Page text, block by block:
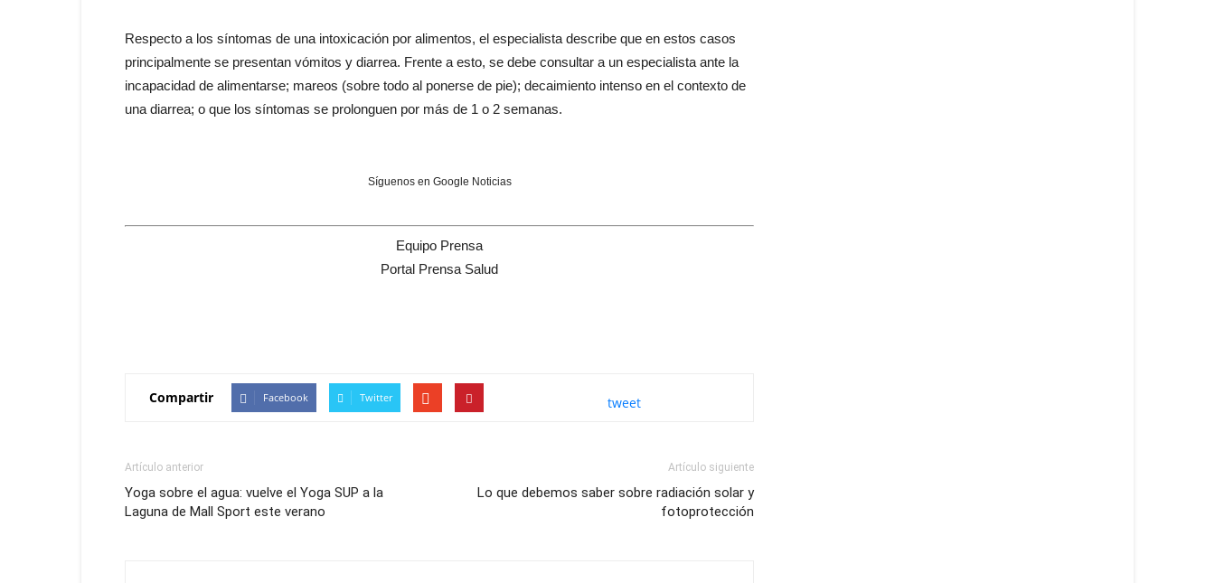
Respecto a los síntomas de una intoxicación por alimentos, el especialista describe que en estos casos
principalmente se presentan vómitos y diarrea. Frente a esto, se debe consultar a un especialista ante la
incapacidad de alimentarse; mareos (sobre todo al ponerse de pie); ⁠ decaimiento intenso en el contexto de
una diarrea; o que los síntomas se prolonguen por más de 1 o 2 semanas.
Síguenos en Google Noticias
Equipo Prensa
Portal Prensa Salud
Compartir Facebook Twitter tweet
Artículo anterior
Yoga sobre el agua: vuelve el Yoga SUP a la
Laguna de Mall Sport este verano
Artículo siguiente
Lo que debemos saber sobre radiación solar y
fotoprotección